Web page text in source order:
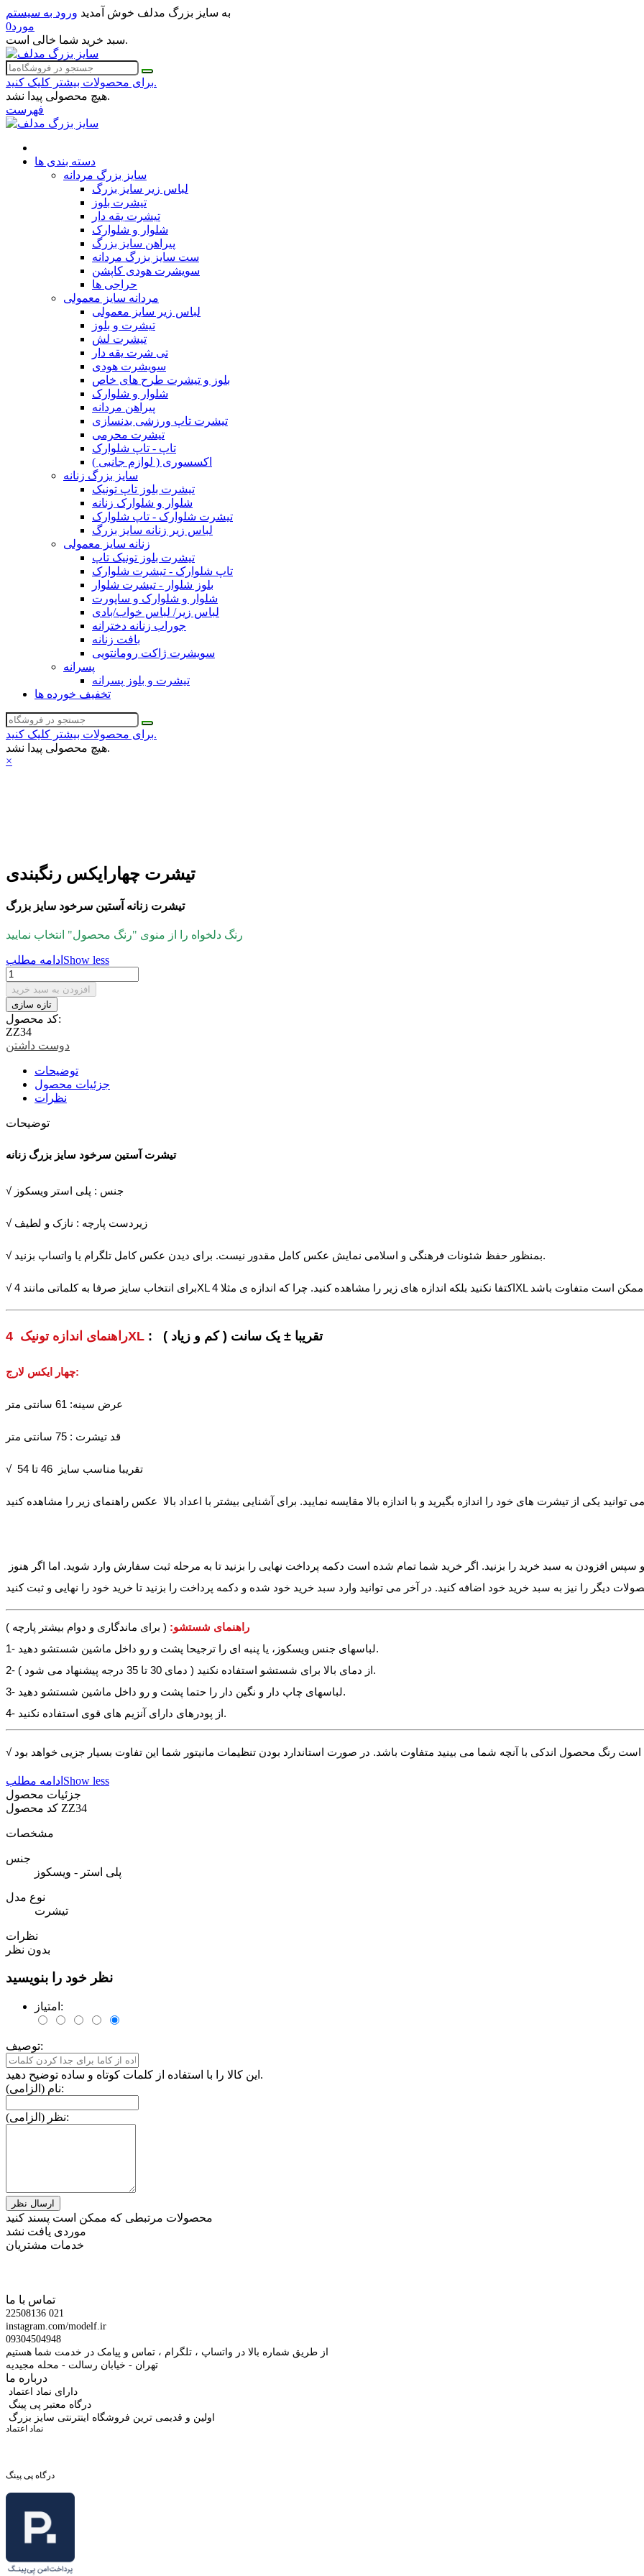
به سایز بزرگ مدلف خوش آمدید ورود به سیستم
0مورد
سبد خرید شما خالی است.
برای محصولات بیشتر کلیک کنید.
هیچ محصولی پیدا نشد.
فهرست
دسته بندی ها
سایز بزرگ مردانه
لباس زیر سایز بزرگ
تیشرت بلوز
تیشرت یقه دار
شلوار و شلوارک
پیراهن سایز بزرگ
ست سایز بزرگ مردانه
سویشرت هودی کاپشن
حراجی ها
مردانه سایز معمولی
لباس زیر سایز معمولی
تیشرت و بلوز
تیشرت لش
تی شرت یقه دار
سویشرت هودی
بلوز و تیشرت طرح های خاص
شلوار و شلوارک
پیراهن مردانه
تیشرت تاپ ورزشی بدنسازی
تیشرت محرمی
تاپ - تاپ شلوارک
اکسسوری ( لوازم جانبی )
سایز بزرگ زنانه
تیشرت بلوز تاپ تونیک
شلوار و شلوارک زنانه
تیشرت شلوارک - تاپ شلوارک
لباس زیر زنانه سایز بزرگ
زنانه سایز معمولی
تیشرت بلوز تونیک تاپ
تاپ شلوارک - تیشرت شلوارک
بلوز شلوار - تیشرت شلوار
شلوار و شلوارک و ساپورت
لباس زیر/ لباس خواب/بادی
جوراب زنانه دخترانه
بافت زنانه
سویشرت ژاکت رومانتویی
پسرانه
تیشرت و بلوز پسرانه
تخفیف خورده ها
برای محصولات بیشتر کلیک کنید.
هیچ محصولی پیدا نشد.
×
تیشرت چهارایکس رنگبندی
تیشرت زنانه آستین سرخود سایز بزرگ
رنگ دلخواه را از منوی "رنگ محصول" انتخاب نمایید
ادامه مطلب Show less
افزودن به سبد خرید
کد محصول:
ZZ34
دوست داشتن
توضیحات
جزئیات محصول
نظرات
توضیحات
تیشرت آستین سرخود سایز بزرگ زنانه
√ جنس : پلی استر ویسکوز
√ زیردست پارچه : نازک و لطیف
√ بمنظور حفظ شئونات فرهنگی و اسلامی نمایش عکس کامل مقدور نیست. برای دیدن عکس کامل تلگرام یا واتساپ بزنید.
راهنمای اندازه تونیک 4XL : تقریبا ± یک سانت ( کم و زیاد )
چهار ایکس لارج:
عرض سینه: 61 سانتی متر
قد تیشرت : 75 سانتی متر
√ تقریبا مناسب سایز 46 تا 54
سپس افزودن به سبد خرید را بزنید. اگر خرید شما تمام شده است دکمه پرداخت نهایی را بزنید تا به مرحله ثبت سفارش وارد شوید. اما اگر هنوز
راهنمای شستشو: ( برای ماندگاری و دوام بیشتر پارچه )
1- لباسهای جنس ویسکوز، یا پنبه ای را ترجیحا پشت و رو داخل ماشین شستشو دهید.
2- از دمای بالا برای شستشو استفاده نکنید ( دمای 30 تا 35 درجه پیشنهاد می شود ).
3- لباسهای چاپ دار و نگین دار را حتما پشت و رو داخل ماشین شستشو دهید.
4- از پودرهای دارای آنزیم های قوی استفاده نکنید.
ادامه مطلب Show less
جزئیات محصول
ZZ34
مشخصات
جنس
پلی استر - ویسکوز
نوع مدل
تیشرت
نظرات
بدون نظر
نظر خود را بنویسید
امتیاز:
توصیف:
این کالا را با استفاده از کلمات کوتاه و ساده توضیح دهید.
نام (الزامی):
نظر (الزامی):
محصولات مرتبطی که ممکن است پسند کنید
موردی یافت نشد
خدمات مشتریان
تماس با ما
22508136 021
instagram.com/modelf.ir
09304504948
از طریق شماره بالا در واتساپ ، تلگرام ، تماس و پیامک در خدمت شما هستیم
تهران - خیابان رسالت - محله مجیدیه
درباره ما
دارای نماد اعتماد
درگاه معتبر پی پینگ
اولین و قدیمی ترین فروشگاه اینترنتی سایز بزرگ
نماد اعتماد
درگاه پی پینگ